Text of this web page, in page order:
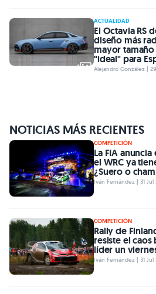
ACTUALIDAD
El Octavia RS
diseño más
mayor tamaño
"ideal" para
Alejandro González |
NOTICIAS MÁS RECIENTES
COMPETICIÓN
La FIA
el WRC ya
¿Suero o
Iván Fernández | 31 Jul
COMPETICIÓN
Rally de
resiste el
líder un
Iván Fernández | 31 Jul